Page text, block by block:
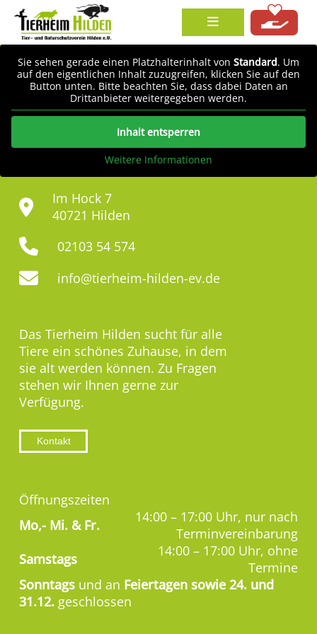
Sie sehen gerade einen Platzhalterinhalt von Standard. Um
auf den eigentlichen Inhalt zuzugreifen, klicken Sie auf den
Button unten. Bitte beachten Sie, dass dabei Daten an
Drittanbieter weitergegeben werden.
Inhalt entsperren
Weitere Informationen
Im Hock 7
40721 Hilden
02103 54 574
info@tierheim-hilden-ev.de
Das Tierheim Hilden sucht für alle
Tiere ein schönes Zuhause, in dem
sie alt werden können. Zu Fragen
stehen wir Ihnen gerne zur
Verfügung.
Kontakt
Öffnungszeiten
Mo,- Mi. & Fr.
14:00 – 17:00 Uhr, nur nach
Terminvereinbarung
Samstags
14:00 – 17:00 Uhr, ohne
Termine
Sonntags und an Feiertagen sowie 24. und
31.12. geschlossen